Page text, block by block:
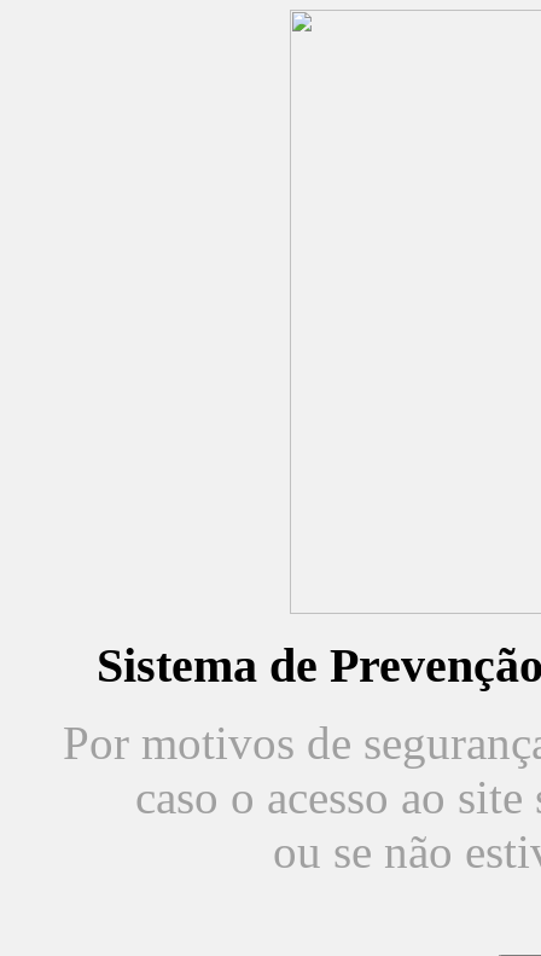
Sistema de
Por motivos de
caso o acesso ao
ou se não